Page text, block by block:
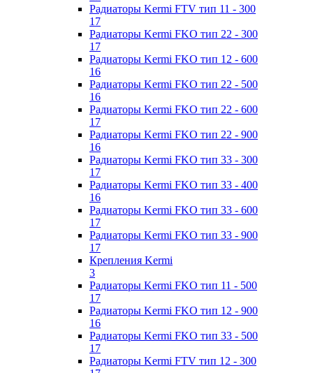
Радиаторы Kermi FTV тип 11 - 300
17
Радиаторы Kermi FKO тип 22 - 300
17
Радиаторы Kermi FKO тип 12 - 600
16
Радиаторы Kermi FKO тип 22 - 500
16
Радиаторы Kermi FKO тип 22 - 600
17
Радиаторы Kermi FKO тип 22 - 900
16
Радиаторы Kermi FKO тип 33 - 300
17
Радиаторы Kermi FKO тип 33 - 400
16
Радиаторы Kermi FKO тип 33 - 600
17
Радиаторы Kermi FKO тип 33 - 900
17
Крепления Kermi
3
Радиаторы Kermi FKO тип 11 - 500
17
Радиаторы Kermi FKO тип 12 - 900
16
Радиаторы Kermi FKO тип 33 - 500
17
Радиаторы Kermi FTV тип 12 - 300